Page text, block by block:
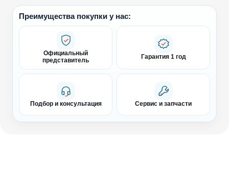
Преимущества покупки у нас:
Официальный
представитель
Гарантия 1 год
Подбор и консультация Сервис и запчасти